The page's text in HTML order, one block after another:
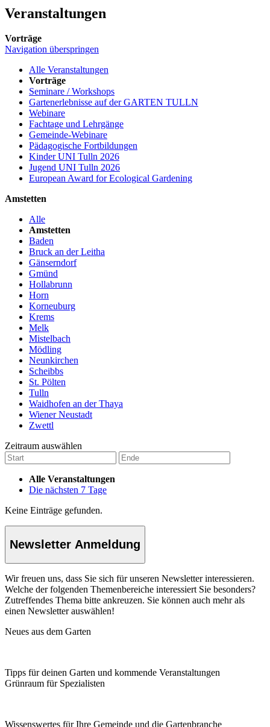
Veranstaltungen
Vorträge
Navigation überspringen
Alle Veranstaltungen
Vorträge
Seminare / Workshops
Gartenerlebnisse auf der GARTEN TULLN
Webinare
Fachtage und Lehrgänge
Gemeinde-Webinare
Pädagogische Fortbildungen
Kinder UNI Tulln 2026
Jugend UNI Tulln 2026
European Award for Ecological Gardening
Amstetten
Alle
Amstetten
Baden
Bruck an der Leitha
Gänserndorf
Gmünd
Hollabrunn
Horn
Korneuburg
Krems
Melk
Mistelbach
Mödling
Neunkirchen
Scheibbs
St. Pölten
Tulln
Waidhofen an der Thaya
Wiener Neustadt
Zwettl
Zeitraum auswählen
Alle Veranstaltungen
Die nächsten 7 Tage
Keine Einträge gefunden.
Newsletter Anmeldung
Wir freuen uns, dass Sie sich für unseren Newsletter interessieren.
Welche der folgenden Themenbereiche interessiert Sie besonders?
Zutreffendes Thema bitte ankreuzen. Sie können auch mehr als
einen Newsletter auswählen!
Neues aus dem Garten
Tipps für deinen Garten und kommende Veranstaltungen
Grünraum für Spezialisten
Wissenswertes für Ihre Gemeinde und die Gartenbranche